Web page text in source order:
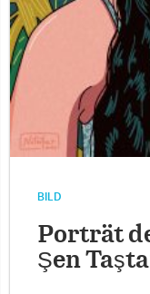
BILD
Porträt
Şen